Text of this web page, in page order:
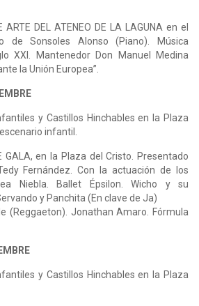
ARTE DEL ATENEO DE LA LAGUNA en el
de Sonsoles Alonso (Piano). Música
XXI. Mantenedor Don Manuel Medina
la Unión Europea”.
y Castillos Hinchables en la Plaza
infantil.
GALA, en la Plaza del Cristo. Presentado
Fernández. Con la actuación de los
Niebla. Ballet Épsilon. Wicho y su
y Panchita (En clave de Ja)
(Reggaeton). Jonathan Amaro. Fórmula
y Castillos Hinchables en la Plaza